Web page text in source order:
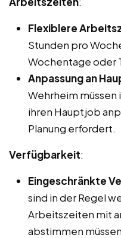
Flexiblere
Stunden pro
Wochentage oder
Anpassung an
Wehrheim
ihren Hauptjob
Planung erfordert.
Verfügbarkeit:
Eingeschränkte
sind in der Regel
Arbeitszeiten mit
abstimmen